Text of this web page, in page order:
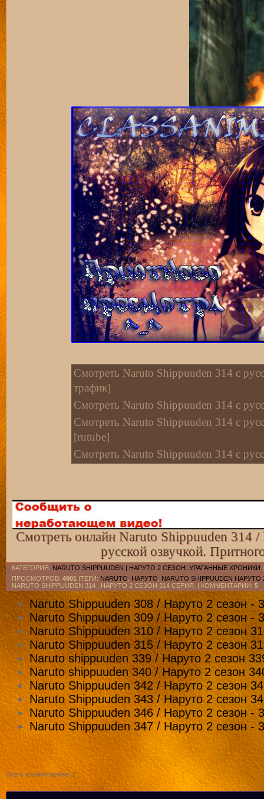
Смотреть Naruto Shippuuden 314 c
трафик]
Смотреть Naruto Shippuuden 314 с
Смотреть Naruto Shippuuden 314 с
[rutube]
Смотреть Naruto Shippuuden 314 с
Смотреть Naruto Shippuuden 314 с
[pitertv]
Смотреть Naruto Shippuuden 314 c
[kz трафик]
Смотреть Naruto Shippuuden 314 с
[kiwi]
Смотреть Naruto Shippuuden 314 с
[rutube]
Смотреть Naruto Shippuuden 314 с
[VK]
Смотреть Naruto Shippuuden 314 с
[Mail]
Смотреть Naruto Shippuuden 314 с
[Myvi]
Смотреть Naruto Shippuuden 314 с
[pitertv]
Смотреть онлайн Naruto Shippuuden 314 /
русской озвучкой.
КАТЕГОРИЯ: NARUTO SHIPPUUDEN | НАРУТО 2 СЕЗОН: УРАГАННЫЕ ХРОНИКИ
ПРОСМОТРОВ: 4901 |ТЕГИ: NARUTO НАРУТО
NARUTO SHIPPUUDEN
NARUTO SHIPPUUDEN 314 , НАРУТО 2 СЕЗОН 314 СЕРИЯ. | КОММЕНТАРИИ: 5
Naruto Shippuuden 308 / Наруто 2 сезон -
Naruto Shippuuden 309 / Наруто 2 сезон -
Naruto Shippuuden 310 / Наруто 2 сезон
Naruto Shippuuden 315 / Наруто 2 сезон
Naruto shippuuden 339 / Наруто 2 сезон
Naruto shippuuden 340 / Наруто 2 сезон
Naruto Shippuuden 342 / Наруто 2 сезон
Naruto Shippuuden 343 / Наруто 2 сезон
Naruto Shippuuden 346 / Наруто 2 сезон -
Naruto Shippuuden 347 / Наруто 2 сезон -
Всего комментариев: 1